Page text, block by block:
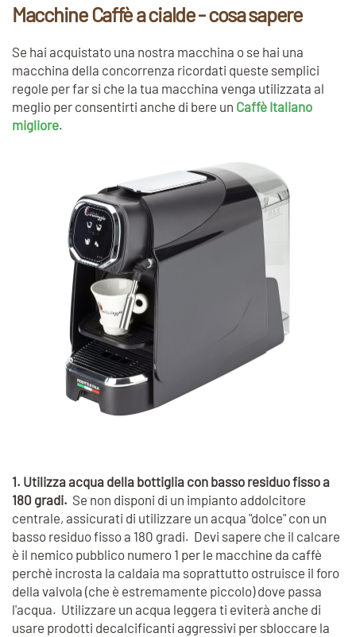
Macchine Caffè a cialde - cosa sapere
Se hai acquistato una nostra macchina o se hai una
macchina della concorrenza ricordati queste semplici
regole per far si che la tua macchina venga utilizzata al
meglio per consentirti anche di bere un Caffè Italiano
migliore.
1. Utilizza acqua della bottiglia con basso residuo fisso a
180 gradi. Se non disponi di un impianto addolcitore
centrale, assicurati di utilizzare un acqua "dolce" con un
basso residuo fisso a 180 gradi. Devi sapere che il calcare
è il nemico pubblico numero 1 per le macchine da caffè
perchè incrosta la caldaia ma soprattutto ostruisce il foro
della valvola (che è estremamente piccolo) dove passa
l'acqua. Utilizzare un acqua leggera ti eviterà anche di
usare prodotti decalcificanti aggressivi per sbloccare la